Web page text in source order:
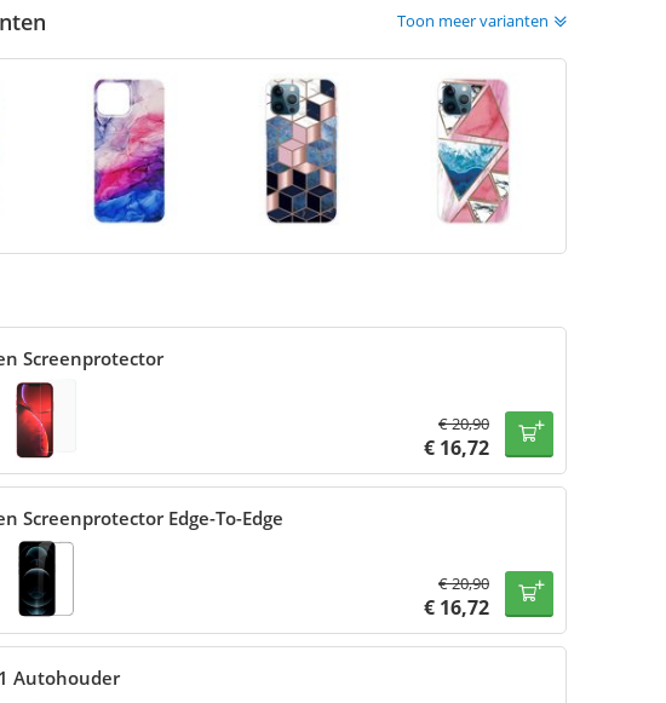
Toon meer varianten
Screenprotector
€20,90
€ 16,72
Screenprotector Edge-To-Edge
€20,90
€ 16,72
Autohouder